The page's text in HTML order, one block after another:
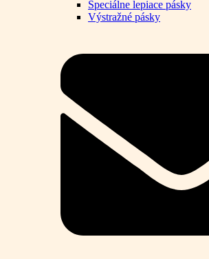
Špeciálne lepiace pásky
Výstražné pásky